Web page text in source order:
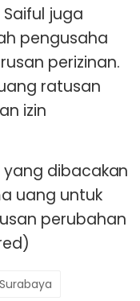
juga
pengusaha
perizinan.
ratusan
izin
dibacakan
uang untuk
perubahan
Surabaya